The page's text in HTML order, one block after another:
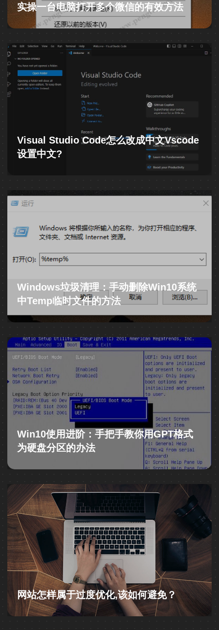
实操一台电脑打开多个微信的有效方法
Visual Studio Code怎么改成中文vscode
设置中文?
Windows垃圾清理：手动删除win10系统
中Temp临时文件的方法
Win10使用进阶：手把手教你用GPT格式
为硬盘分区的办法
网站怎样属于过度优化,该如何避免？